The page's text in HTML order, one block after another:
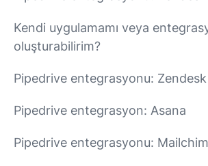
Kendi uygulamamı veya
oluşturabilirim?
Pipedrive entegrasyonu: Zendesk
Pipedrive entegrasyon: Asana
Pipedrive entegrasyonu: